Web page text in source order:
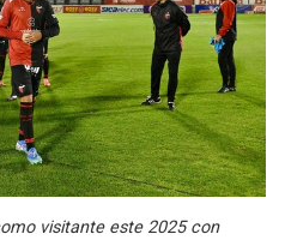
visitante este 2025 con